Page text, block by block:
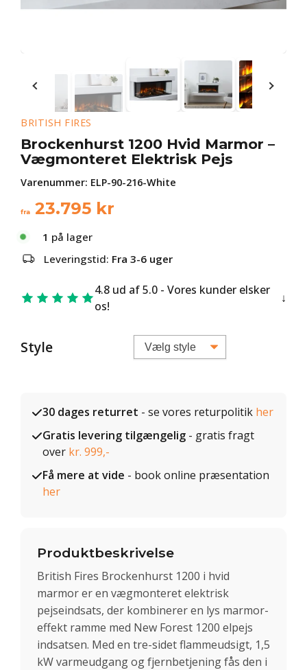
BRITISH FIRES
Brockenhurst 1200 Hvid Marmor –
Vægmonteret Elektrisk Pejs
Varenummer: ELP-90-216-White
fra 23.795 kr
1 på lager
Leveringstid: Fra 3-6 uger
4.8 ud af 5.0 - Vores kunder elsker
os!
Style
30 dages returret - se vores returpolitik her
Gratis levering tilgængelig - gratis fragt
over kr. 999,-
Få mere at vide - book online præsentation
her
Produktbeskrivelse
British Fires Brockenhurst 1200 i hvid
marmor er en vægmonteret elektrisk
pejseindsats, der kombinerer en lys marmor-
effekt ramme med New Forest 1200 elpejs
indsatsen. Med en tre-sidet flammeudsigt, 1,5
kW varmeudgang og fjernbetjening fås den i